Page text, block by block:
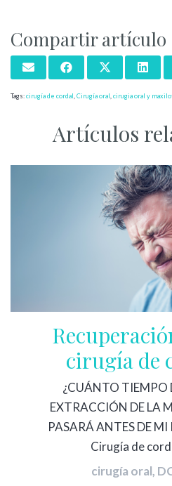
Compartir artículo
Tags:cirugía de cordal Cirugía oral cirugia oral y
Artículos
cirugía de
¿CUÁNTO TIEMPO
EXTRACCIÓN DE LA
PASARÁ ANTES DE
Cirugía de
cirugía oral,